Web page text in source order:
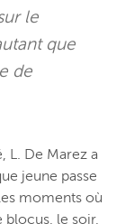
le
que
de
L. De Marez a
jeune passe
moments où
blocus, le soir,